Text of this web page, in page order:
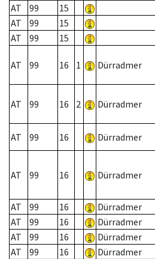
AT
99 15
AT
99 15
AT
99 15
AT 99 16 1 Dürradmer
AT 99 16 2 Dürradmer
AT
99 16 Dürradmer
AT 99 16 Dürradmer
AT 99 16 Dürradmer
AT
99 16 Dürradmer
AT
99 16 Dürradmer
AT
99 16 Dürradmer